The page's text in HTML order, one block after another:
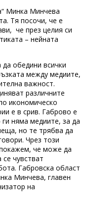
Минка Минчева
Тя посочи, че е
че през целия си
– нейната
обедини всички
между медиите,
важност.
различните
икономическо
е в срив. Габрово е
няма медиите, за да
но те трябва да
Чрез този
че може да
чувстват
Габровска област
Минчева, главен
на